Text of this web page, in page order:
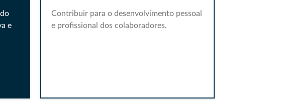
e
Contribuir para o desenvolvimento pessoal
e profissional dos colaboradores.